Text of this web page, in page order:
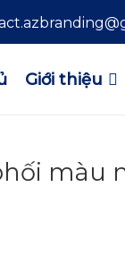
Giới thiệu
màu